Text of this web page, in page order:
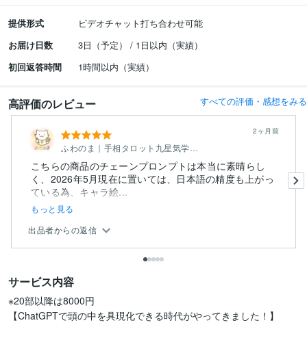
提供形式
ビデオチャット打ち合わせ可能
お届け日数
3日（予定） / 1日以内（実績）
初回返答時間
1時間以内（実績）
高評価のレビュー すべての評価・感想をみる
ふわのま｜手相タロット九星気学占い
2ヶ月前
こちらの商品のチェーンプロンプトは本当に素晴らし
く、2026年5月現在に置いては、日本語の精度も上がっ
ている為、キャラ絵...
もっと見る
出品者からの返信
サービス内容
※20部以降は8000円
【ChatGPTで頭の中を具現化できる時代がやってきました！】